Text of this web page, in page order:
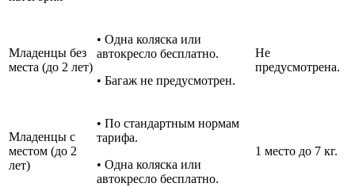
Младенцы без
места (до 2 лет)
• Одна коляска или
автокресло бесплатно.
• Багаж не предусмотрен.
Не
предусмотрена.
Младенцы с
местом (до 2
лет)
• По стандартным нормам
тарифа.
• Одна коляска или
автокресло бесплатно.
1 место до 7 кг.